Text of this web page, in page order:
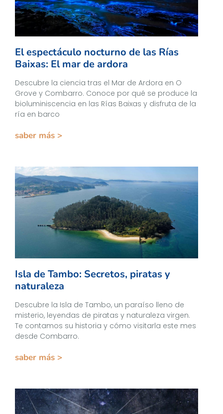
El espectáculo nocturno de las Rías
Baixas: El mar de ardora
Descubre la ciencia tras el Mar de Ardora en O
Grove y Combarro. Conoce por qué se produce la
bioluminiscencia en las Rías Baixas y disfruta de la
ría en barco
saber más >
Isla de Tambo: Secretos, piratas y
naturaleza
Descubre la Isla de Tambo, un paraíso lleno de
misterio, leyendas de piratas y naturaleza virgen.
Te contamos su historia y cómo visitarla este mes
desde Combarro.
saber más >